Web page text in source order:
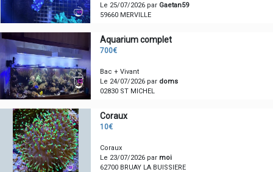
Le 25/07/2026 par Gaetan59
59660 MERVILLE
Aquarium complet
700€
Bac + Vivant
Le 24/07/2026 par doms
02830 ST MICHEL
Coraux
10€
Coraux
Le 23/07/2026 par moi
62700 BRUAY LA BUISSIERE